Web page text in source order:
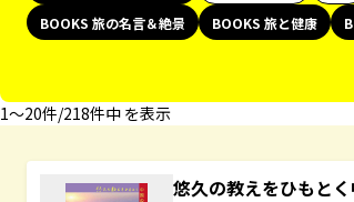
BOOKS 旅の名言＆絶景
BOOKS 旅と健康
1〜20件/218件中 を表示
悠久の教えをひもと